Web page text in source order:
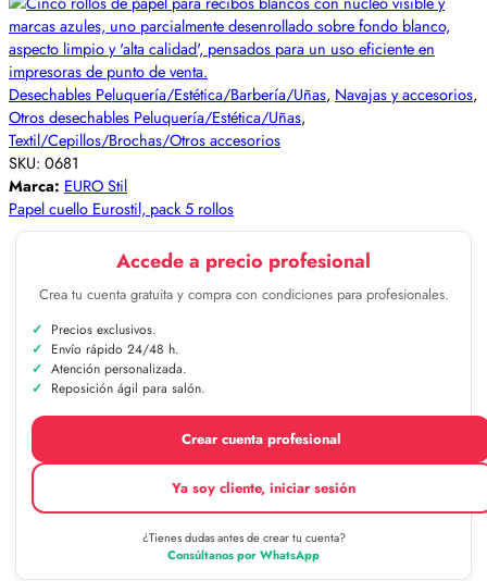
Desechables Peluquería/Estética/Barbería/Uñas, Navajas y accesorios,
Otros desechables Peluquería/Estética/Uñas,
Textil/Cepillos/Brochas/Otros accesorios
SKU: 0681
Marca: EURO Stil
Papel cuello Eurostil, pack 5 rollos
Accede a precio profesional
Crea tu cuenta gratuita y compra con condiciones para profesionales.
Precios exclusivos.
Envío rápido 24/48 h.
Atención personalizada.
Reposición ágil para salón.
Crear cuenta profesional
Ya soy cliente, iniciar sesión
¿Tienes dudas antes de crear tu cuenta?
Consúltanos por WhatsApp